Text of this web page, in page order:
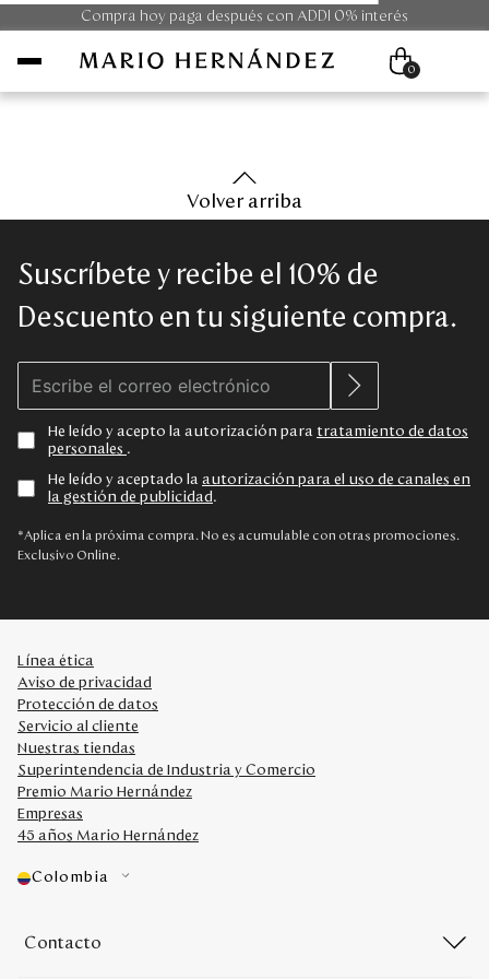
Compra hoy paga después con ADDI 0% interés
Hombre
Unisex
Colecciones
Outlet
Disney
Servicio al cliente
Nuestras Tiendas
Colombia
Panamá
0
Volver arriba
Suscríbete y recibe el 10% de
Descuento en tu siguiente compra.
He leído y acepto la autorización para tratamiento de datos
personales .
He leído y aceptado la autorización para el uso de canales en
la gestión de publicidad .
*Aplica en la próxima compra. No es acumulable con otras promociones.
Exclusivo Online.
Línea ética
Aviso de privacidad
Protección de datos
Servicio al cliente
Nuestras tiendas
Superintendencia de Industria y Comercio
Premio Mario Hernández
Empresas
45 años Mario Hernández
Colombia
Contacto